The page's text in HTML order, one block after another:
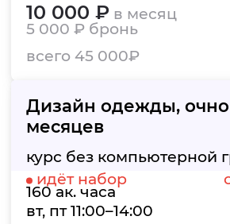
10 000 ₽ в месяц
5 000 ₽ бронь
всего 45 000₽
Дизайн одежды,
месяцев
курс без компьютерной
идёт набор
160 ак. часа
вт, пт 11:00–14:00